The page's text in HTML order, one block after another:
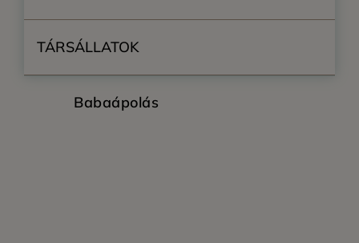
TÁRSÁLLATOK
Babaápolás